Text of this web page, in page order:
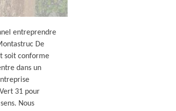
entreprendre
De
soit conforme
dans un
31 pour
Nous